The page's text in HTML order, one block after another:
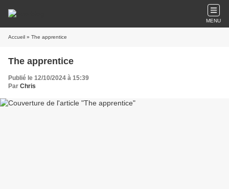
MENU
Accueil » The apprentice
The apprentice
Publié le 12/10/2024 à 15:39
Par Chris